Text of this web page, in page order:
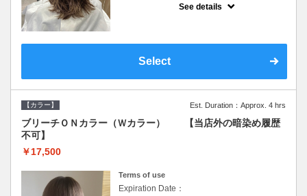
は＋3300
See details
Select
【カラー】 Est. Duration：Approx. 4 hrs
ブリーチＯＮカラー（Ｗカラー） 【当店外の暗染め履歴
不可】
￥17,500
Terms of use
Expiration Date：